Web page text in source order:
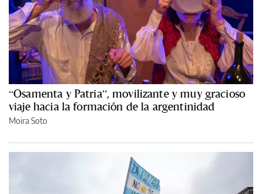
“Osamenta y Patria”, movilizante y muy gracioso
viaje hacia la formación de la argentinidad
Moira Soto